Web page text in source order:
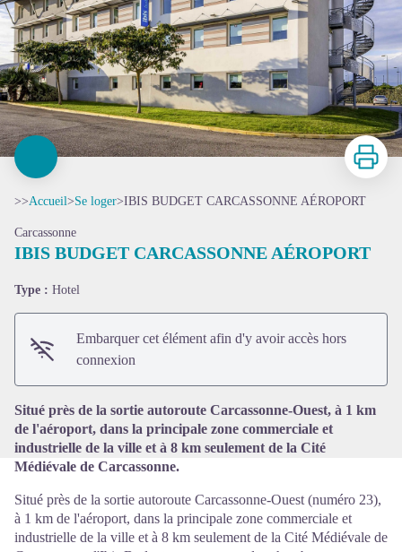
Voir l'image en plein écran
Imprimer
>>Accueil>Se loger>IBIS BUDGET CARCASSONNE AÉROPORT
Carcassonne
IBIS BUDGET CARCASSONNE AÉROPORT
Type : Hotel
Embarquer cet élément afin d'y avoir accès hors
connexion
Situé près de la sortie autoroute Carcassonne-Ouest, à 1 km
de l'aéroport, dans la principale zone commerciale et
industrielle de la ville et à 8 km seulement de la Cité
Médiévale de Carcassonne.
Situé près de la sortie autoroute Carcassonne-Ouest (numéro 23),
à 1 km de l'aéroport, dans la principale zone commerciale et
industrielle de la ville et à 8 km seulement de la Cité Médiévale de